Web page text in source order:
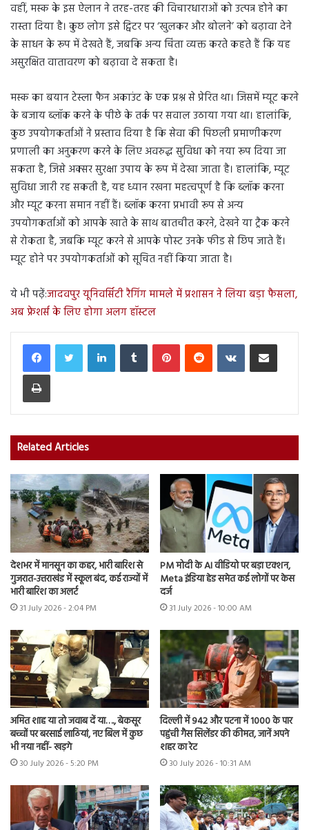
वहीं, मस्क के इस ऐलान ने तरह-तरह की विचारधाराओं को उत्पन्न होने का
रास्ता दिया है। कुछ लोग इसे ट्विटर पर ‘खुलकर और बोलने’ को बढ़ावा देने
के साधन के रूप में देखते हैं, जबकि अन्य चिंता व्यक्त करते कहते हैं कि यह
असुरक्षित वातावरण को बढ़ावा दे सकता है।
मस्क का बयान टेस्ला फैन अकाउंट के एक प्रश्न से प्रेरित था। जिसमें म्यूट करने
के बजाय ब्लॉक करने के पीछे के तर्क पर सवाल उठाया गया था। हालांकि,
कुछ उपयोगकर्ताओं ने प्रस्ताव दिया है कि सेवा की पिछली प्रमाणीकरण
प्रणाली का अनुकरण करने के लिए अवरुद्ध सुविधा को नया रूप दिया जा
सकता है, जिसे अक्सर सुरक्षा उपाय के रूप में देखा जाता है। हालांकि, म्यूट
सुविधा जारी रह सकती है, यह ध्यान रखना महत्वपूर्ण है कि ब्लॉक करना
और म्यूट करना समान नहीं हैं। ब्लॉक करना प्रभावी रूप से अन्य
उपयोगकर्ताओं को आपके खाते के साथ बातचीत करने, देखने या ट्रैक करने
से रोकता है, जबकि म्यूट करने से आपके पोस्ट उनके फीड से छिप जाते हैं।
म्यूट होने पर उपयोगकर्ताओं को सूचित नहीं किया जाता है।
ये भी पढ़ें:जादवपुर यूनिवर्सिटी रैगिंग मामले में प्रशासन ने लिया बड़ा फैसला,
अब फ्रेशर्स के लिए होगा अलग हॉस्टल
LinkedInTumblr PinterestReddit VKontakteShare via Email
Print
Related Articles
देशभर में मानसून का कहर, भारी बारिश से
गुजरात-उत्तराखंड में स्कूल बंद, कई राज्यों में
भारी बारिश का अलर्ट
31 July 2026 - 2:04 PM
PM मोदी के AI वीडियो पर बड़ा एक्शन,
Meta इंडिया हेड समेत कई लोगों पर केस
दर्ज
31 July 2026 - 10:00 AM
अमित शाह या तो जवाब दें या…., बेकसूर
बच्चों पर बरसाई लाठियां, नए बिल में कुछ
भी नया नहीं- खड़गे
30 July 2026 - 5:20 PM
दिल्ली में 942 और पटना में 1000 के पार
पहुंची गैस सिलेंडर की कीमत, जानें अपने
शहर का रेट
30 July 2026 - 10:31 AM